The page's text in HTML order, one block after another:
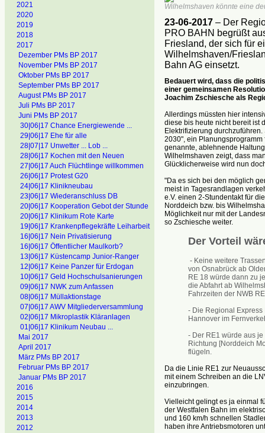
2021
2020
2019
2018
2017
Dezember PMs BP 2017
November PMs BP 2017
Oktober PMs BP 2017
September PMs BP 2017
August PMs BP 2017
Juli PMs BP 2017
Juni PMs BP 2017
30|06|17 Chance Energiewende ...
29|06|17 Ehe für alle
28|07|17 Unwetter ... Lob ...
28|06|17 Kochen mit den Neuen
27|06|17 Auch Flüchtlinge willkommen
26|06|17 Protest G20
24|06|17 Klinikneubau
23|06|17 Wiederanschluss DB
20|06|17 Kooperation Gebot der Stunde
20|06|17 Klinikum Rote Karte
19|06|17 Krankenpflegekräfte Leiharbeit
16|06|17 Nein Privatisierung
16|06|17 Öffentlicher Maulkorb?
13|06|17 Küstencamp Junior-Ranger
12|06|17 Keine Panzer für Erdogan
10|06|17 Geld Hochschulsanierungen
09|06|17 NWK zum Anfassen
08|06|17 Müllaktionstage
07|06|17 AWV Mitgliederversammlung
02|06|17 Mikroplastik Kläranlagen
01|06|17 Klinikum Neubau ...
Mai 2017
April 2017
März PMs BP 2017
Februar PMs BP 2017
Januar PMs BP 2017
2016
2015
2014
2013
2012
Wilhelmshaven könnte eine
23-06-2017– Der
PRO BAHN begrüßt
Friesland, der sich für
Wilhelmshaven/
Bahn AG einsetzt.
Bedauert wird, dass die
einer gemeinsamen
Joachim Zschiesche als
Allerdings müssten hier
diese bis heute nicht bereit ist
Elektrifizierung
2030", ein Planungsprogramm
genannte, ablehnende
Wilhelmshaven zeigt, dass
Glücklicherweise wird nun
"Da es sich bei den möglich
meist in Tagesrandlagen
e.V. einen 2-Stundentakt für
Norddeich bzw. bis
Möglichkeit nur mit der
so Zschiesche weiter.
Der Vorteil
- Keine weitere
von Osnabrück ab
RE 18 würde dann zu
die Abfahrt ab
Fahrzeiten der NWB
- Die Regional
Hannover im
- Der RE1 würde aus
Richtung [Norddeich
flügeln.
Da die Linie RE1 zur
mit einem Schreiben an die
einzubringen.
Vielleicht gelingt es ja einmal
der Westfalen Bahn im
und 160 km/h schnellen
haben ihre Antriebsmotoren